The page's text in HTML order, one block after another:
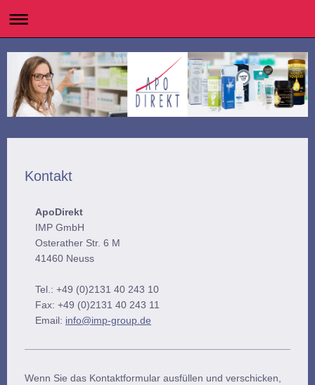
Kontakt
ApoDirekt
IMP GmbH
Osterather Str. 6 M
41460 Neuss
Tel.: +49 (0)2131 40 243 10
Fax: +49 (0)2131 40 243 11
Email: info@imp-group.de
Wenn Sie das Kontaktformular ausfüllen und verschicken,